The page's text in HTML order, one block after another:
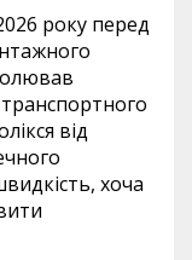
року перед
транспортного
від
хоча